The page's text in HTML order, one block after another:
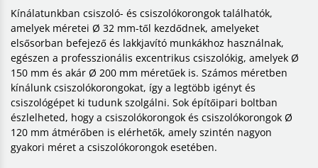
Kínálatunkban csiszoló- és csiszolókorongok találhatók,
amelyek méretei Ø 32 mm-től kezdődnek, amelyeket
elsősorban befejező és lakkjavító munkákhoz használnak,
egészen a professzionális excentrikus csiszolókig, amelyek Ø
150 mm és akár Ø 200 mm méretűek is. Számos méretben
kínálunk csiszolókorongokat, így a legtöbb igényt és
csiszológépet ki tudunk szolgálni. Sok építőipari boltban
észlelheted, hogy a csiszolókorongok és csiszolókorongok Ø
120 mm átmérőben is elérhetők, amely szintén nagyon
gyakori méret a csiszolókorongok esetében.